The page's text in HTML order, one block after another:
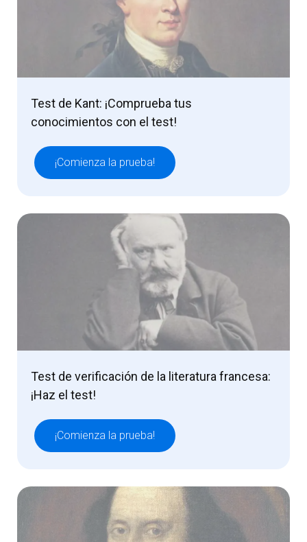
Test de Kant: ¡Comprueba tus
conocimientos con el test!
¡Comienza la prueba!
Test de verificación de la literatura francesa:
¡Haz el test!
¡Comienza la prueba!